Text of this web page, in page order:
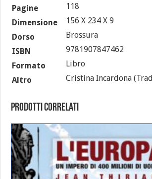
Pagine
118
Dimensione
156 X 234 X 9
Dorso
Brossura
ISBN
9781907847462
Formato
Libro
Altro
Cristina Incardona
Prodotti correlati